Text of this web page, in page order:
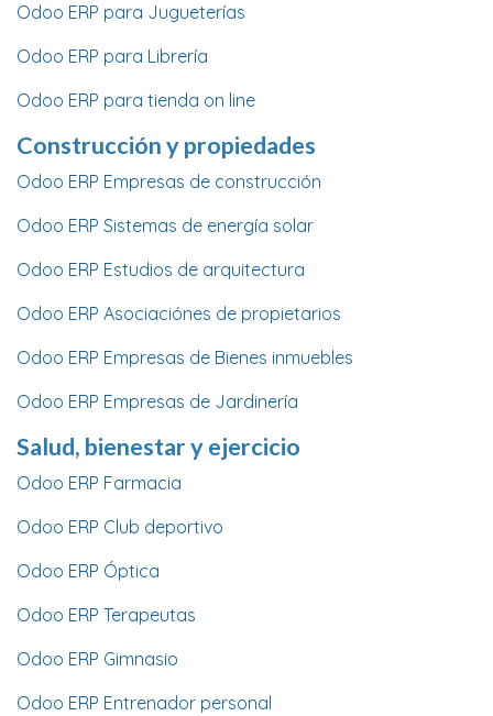
Odoo ERP para Jugueterías
Odoo ERP para Librería
Odoo ERP para tienda on line
Construcción y propiedades
Odoo ERP Empresas de construcción
Odoo ERP Sistemas de energía solar
Odoo ERP Estudios de arquitectura
Odoo ERP Asociaciónes de propietarios
Odoo ERP Empresas de Bienes inmuebles
Odoo ERP Empresas de Jardinería
Salud, bienestar y ejercicio
Odoo ERP Farmacia
Odoo ERP Club deportivo
Odoo ERP Óptica
Odoo ERP Terapeutas
Odoo ERP Gimnasio
Odoo ERP Entrenador personal